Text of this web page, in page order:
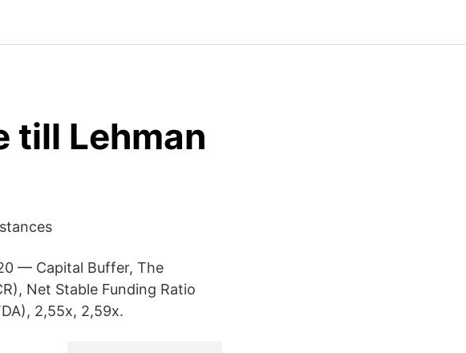
till Lehman
— Capital Buffer, The
Net Stable Funding Ratio
2,55x, 2,59x.